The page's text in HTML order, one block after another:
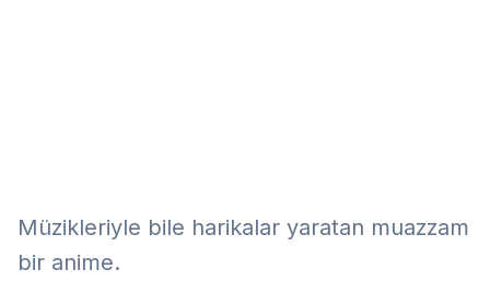
Müzikleriyle bile harikalar yaratan muazzam
bir anime.